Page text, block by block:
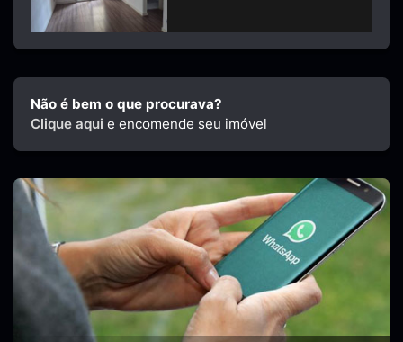
Não é bem o que procurava?
Clique aqui e encomende seu imóvel